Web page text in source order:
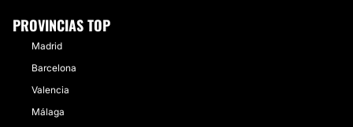
PROVINCIAS TOP
Madrid
Barcelona
Valencia
Málaga